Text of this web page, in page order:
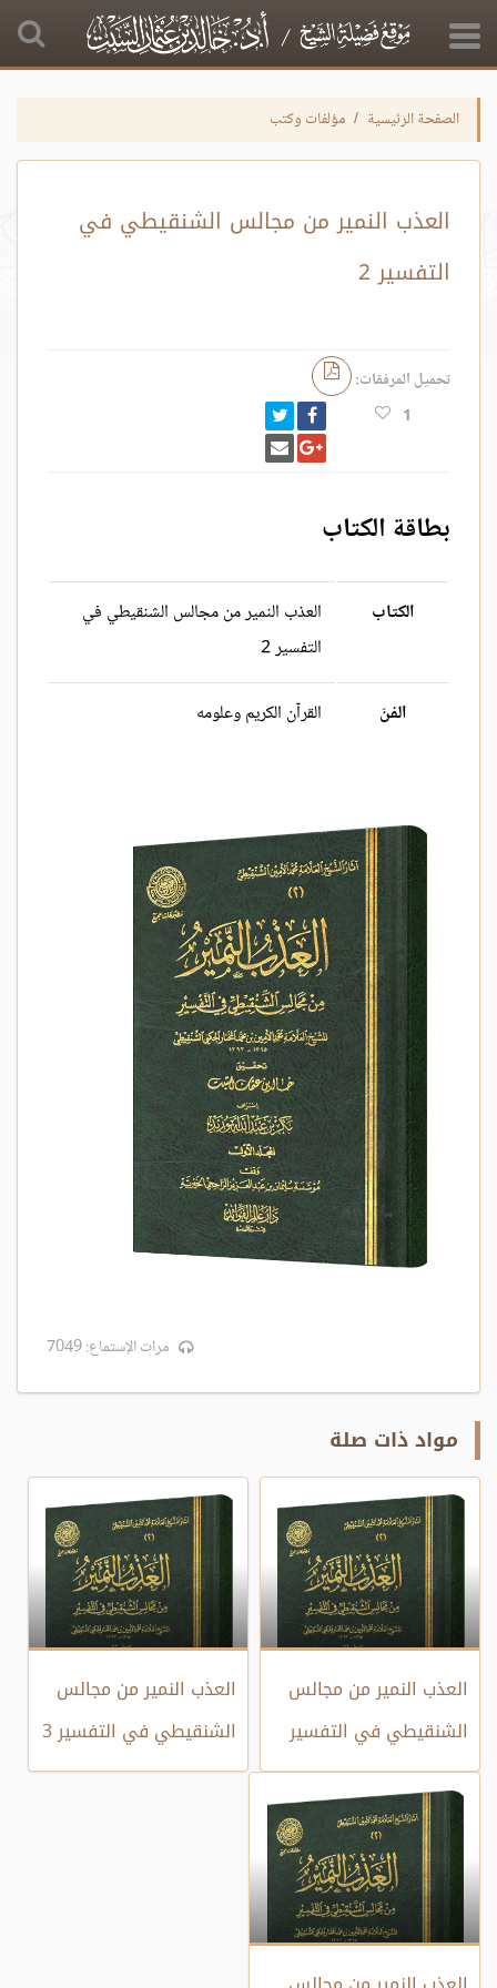
الصفحة الرئيسية مؤلفات وكتب
العذب النمير من مجالس الشنقيطي في
التفسير 2
تحميل المرفقات:
1
شارك على فيسبوك
شارك على غوغل بلس
بطاقة الكتاب
الكتاب
العذب النمير من مجالس الشنقيطي في
التفسير 2
الفنّ القرآن الكريم وعلومه
مرات الإستماع: 7049
مواد ذات صلة
العذب النمير من مجالس
الشنقيطي في التفسير
العذب النمير من مجالس
الشنقيطي في التفسير 3